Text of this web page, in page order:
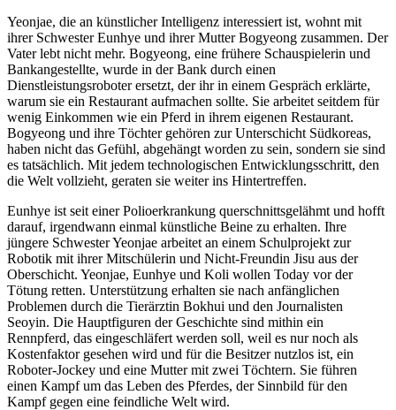
Yeonjae, die an künstlicher Intelligenz interessiert ist, wohnt mit
ihrer Schwester Eunhye und ihrer Mutter Bogyeong zusammen. Der
Vater lebt nicht mehr. Bogyeong, eine frühere Schauspielerin und
Bankangestellte, wurde in der Bank durch einen
Dienstleistungsroboter ersetzt, der ihr in einem Gespräch erklärte,
warum sie ein Restaurant aufmachen sollte. Sie arbeitet seitdem für
wenig Einkommen wie ein Pferd in ihrem eigenen Restaurant.
Bogyeong und ihre Töchter gehören zur Unterschicht Südkoreas,
haben nicht das Gefühl, abgehängt worden zu sein, sondern sie sind
es tatsächlich. Mit jedem technologischen Entwicklungsschritt, den
die Welt vollzieht, geraten sie weiter ins Hintertreffen.
Eunhye ist seit einer Polioerkrankung querschnittsgelähmt und hofft
darauf, irgendwann einmal künstliche Beine zu erhalten. Ihre
jüngere Schwester Yeonjae arbeitet an einem Schulprojekt zur
Robotik mit ihrer Mitschülerin und Nicht-Freundin Jisu aus der
Oberschicht. Yeonjae, Eunhye und Koli wollen Today vor der
Tötung retten. Unterstützung erhalten sie nach anfänglichen
Problemen durch die Tierärztin Bokhui und den Journalisten
Seoyin. Die Hauptfiguren der Geschichte sind mithin ein
Rennpferd, das eingeschläfert werden soll, weil es nur noch als
Kostenfaktor gesehen wird und für die Besitzer nutzlos ist, ein
Roboter-Jockey und eine Mutter mit zwei Töchtern. Sie führen
einen Kampf um das Leben des Pferdes, der Sinnbild für den
Kampf gegen eine feindliche Welt wird.